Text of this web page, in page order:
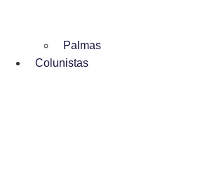
Palmas
Colunistas